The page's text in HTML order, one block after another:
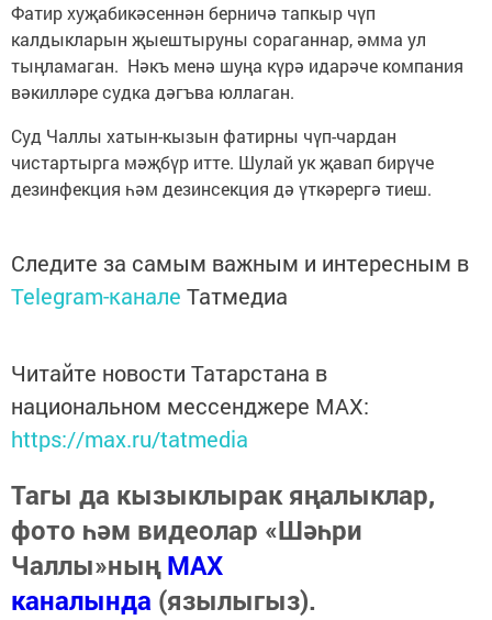
Фатир хуҗабикәсеннән берничә тапкыр чүп
калдыкларын җыештыруны сораганнар, әмма ул
тыңламаган. Нәкъ менә шуңа күрә идарәче компания
вәкилләре судка дәгъва юллаган.
Суд Чаллы хатын-кызын фатирны чүп-чардан
чистартырга мәҗбүр итте. Шулай ук җавап бирүче
дезинфекция һәм дезинсекция дә үткәрергә тиеш.
Следите за самым важным и интересным в
Telegram-канале Татмедиа
Читайте новости Татарстана в
национальном мессенджере MАХ:
https://max.ru/tatmedia
Тагы да кызыклырак яңалыклар,
фото һәм видеолар «Шәһри
Чаллы»ныңMAX
каналында (язылыгыз).